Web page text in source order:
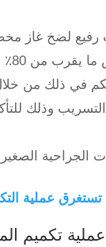
رفيع لضخ غاز
في ذلك من
وذلك
الجراحية
عملية
تكميم